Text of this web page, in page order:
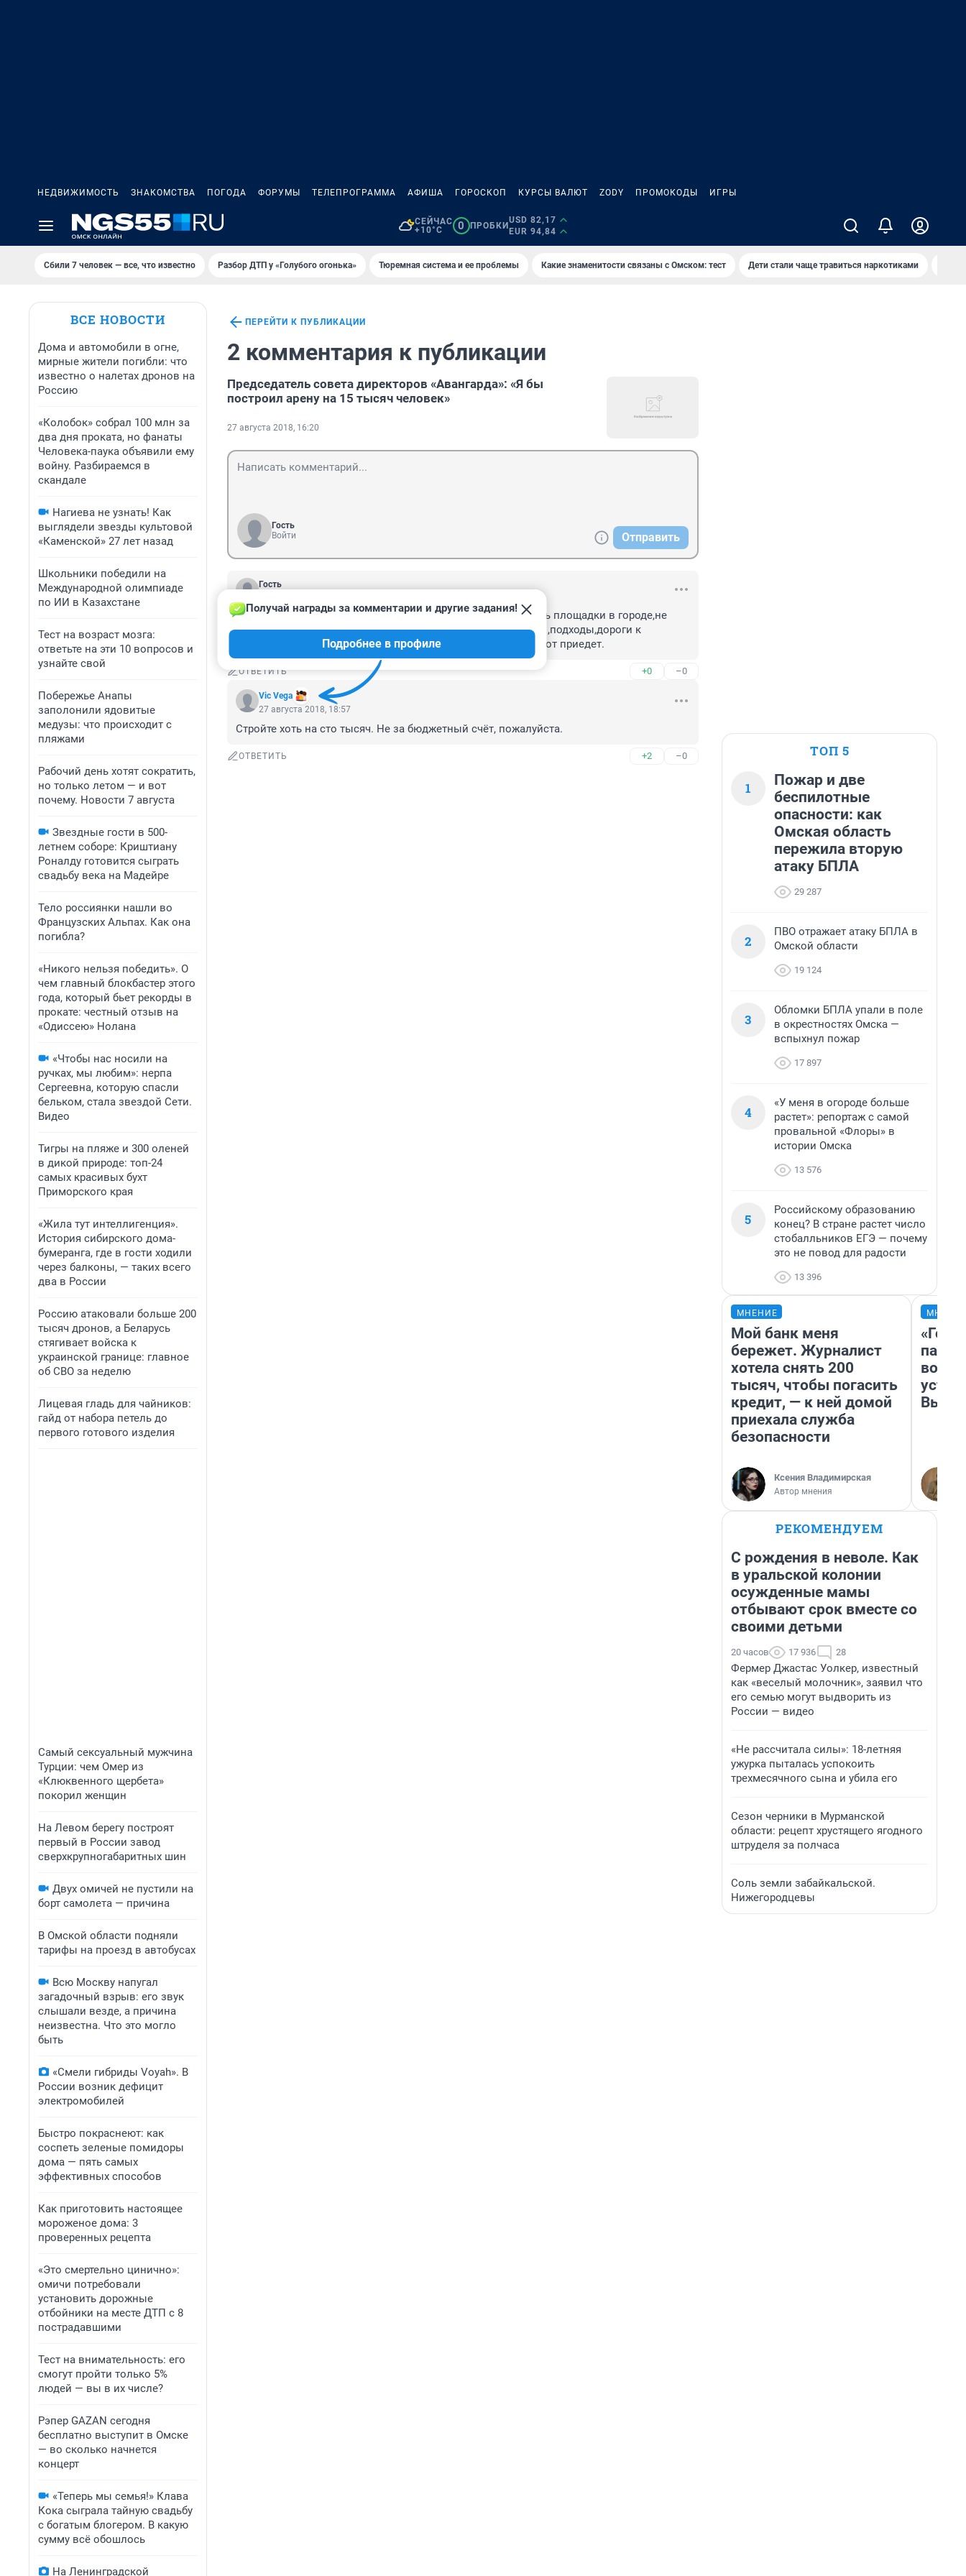
НЕДВИЖИМОСТЬ ЗНАКОМСТВА ПОГОДА ФОРУМЫ ТЕЛЕПРОГРАММА АФИША ГОРОСКОП КУРСЫ ВАЛЮТ ZODY ПРОМОКОДЫ ИГРЫ
СЕЙЧАС
+10°C
0 ПРОБКИ
USD 82,17
EUR 94,84
Сбили 7 человек — все, что известно Разбор ДТП у «Голубого огонька» Тюремная система и ее проблемы Какие знаменитости связаны с Омском: тест Дети стали чаще травиться наркотиками
ВСЕ НОВОСТИ
Дома и автомобили в огне,
мирные жители погибли: что
известно о налетах дронов на
Россию
«Колобок» собрал 100 млн за
два дня проката, но фанаты
Человека-паука объявили ему
войну. Разбираемся в
скандале
Нагиева не узнать! Как
выглядели звезды культовой
«Каменской» 27 лет назад
Школьники победили на
Международной олимпиаде
по ИИ в Казахстане
Тест на возраст мозга:
ответьте на эти 10 вопросов и
узнайте свой
Побережье Анапы
заполонили ядовитые
медузы: что происходит с
пляжами
Рабочий день хотят сократить,
но только летом — и вот
почему. Новости 7 августа
Звездные гости в 500-
летнем соборе: Криштиану
Роналду готовится сыграть
свадьбу века на Мадейре
Тело россиянки нашли во
Французских Альпах. Как она
погибла?
«Никого нельзя победить». О
чем главный блокбастер этого
года, который бьет рекорды в
прокате: честный отзыв на
«Одиссею» Нолана
«Чтобы нас носили на
ручках, мы любим»: нерпа
Сергеевна, которую спасли
бельком, стала звездой Сети.
Видео
Тигры на пляже и 300 оленей
в дикой природе: топ-24
самых красивых бухт
Приморского края
«Жила тут интеллигенция».
История сибирского дома-
бумеранга, где в гости ходили
через балконы, — таких всего
два в России
Россию атаковали больше 200
тысяч дронов, а Беларусь
стягивает войска к
украинской границе: главное
об СВО за неделю
Лицевая гладь для чайников:
гайд от набора петель до
первого готового изделия
Самый сексуальный мужчина
Турции: чем Омер из
«Клюквенного щербета»
покорил женщин
На Левом берегу построят
первый в России завод
сверхкрупногабаритных шин
Двух омичей не пустили на
борт самолета — причина
В Омской области подняли
тарифы на проезд в автобусах
Всю Москву напугал
загадочный взрыв: его звук
слышали везде, а причина
неизвестна. Что это могло
быть
«Смели гибриды Voyah». В
России возник дефицит
электромобилей
Быстро покраснеют: как
соспеть зеленые помидоры
дома — пять самых
эффективных способов
Как приготовить настоящее
мороженое дома: 3
проверенных рецепта
«Это смертельно цинично»:
омичи потребовали
установить дорожные
отбойники на месте ДТП с 8
пострадавшими
Тест на внимательность: его
смогут пройти только 5%
людей — вы в их числе?
Рэпер GAZAN сегодня
бесплатно выступит в Омске
— во сколько начнется
концерт
«Теперь мы семья!» Клава
Кока сыграла тайную свадьбу
с богатым блогером. В какую
сумму всё обошлось
На Ленинградской
ПЕРЕЙТИ К ПУБЛИКАЦИИ
2 комментария к публикации
Председатель совета директоров «Авангарда»: «Я бы
построил арену на 15 тысяч человек»
27 августа 2018, 16:20
Гость
Войти
Отправить
Гость
Стройте...кто вам не дает,НО на окраинах!чтобы не занимать площадки в городе,не
перекрывать дороги..Стройте современные на десятилетия ,подходы,дороги к
ним..Благоустраивайте окраины.Кто истинный болельщик,тот приедет.
ОТВЕТИТЬ +0 –0
Vic Vega
Получай награды за комментарии и другие задания!
Подробнее в профиле
27 августа 2018, 18:57
Стройте хоть на сто тысяч. Не за бюджетный счёт, пожалуйста.
ОТВЕТИТЬ +2 –0 ТОП 5
1
Пожар и две
беспилотные
опасности: как
Омская область
пережила вторую
атаку БПЛА
29 287
2
ПВО отражает атаку БПЛА в
Омской области
19 124
3
Обломки БПЛА упали в поле
в окрестностях Омска —
вспыхнул пожар
17 897
4
«У меня в огороде больше
растет»: репортаж с самой
провальной «Флоры» в
истории Омска
13 576
5
Российскому образованию
конец? В стране растет число
стобалльников ЕГЭ — почему
это не повод для радости
13 396
МНЕНИЕ
Мой банк меня
бережет. Журналист
хотела снять 200
тысяч, чтобы погасить
кредит, — к ней домой
приехала служба
безопасности
Ксения Владимирская
Автор мнения
РЕКОМЕНДУЕМ
С рождения в неволе. Как
в уральской колонии
осужденные мамы
отбывают срок вместе со
своими детьми
20 часов 17 936 28
Фермер Джастас Уолкер, известный
как «веселый молочник», заявил что
его семью могут выдворить из
России — видео
«Не рассчитала силы»: 18-летняя
ужурка пыталась успокоить
трехмесячного сына и убила его
Сезон черники в Мурманской
области: рецепт хрустящего ягодного
штруделя за полчаса
Соль земли забайкальской.
Нижегородцевы